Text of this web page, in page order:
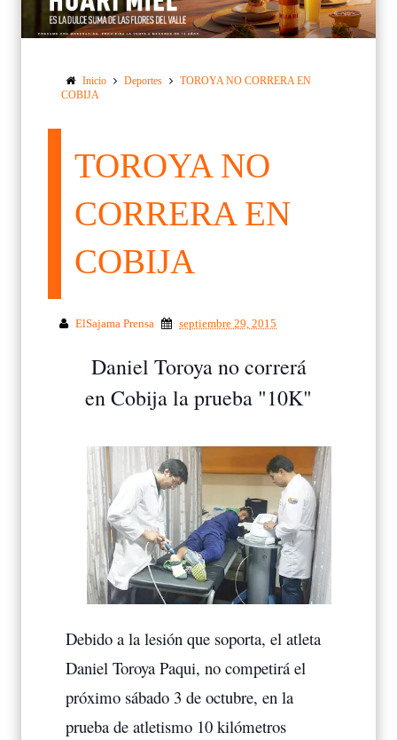
Inicio Deportes
TOROYA NO CORRERA EN
COBIJA
TOROYA NO
CORRERA EN
COBIJA
ElSajama Prensa septiembre 29, 2015
Daniel Toroya no correrá
en Cobija la prueba "10K"
Debido a la lesión que soporta, el atleta
Daniel Toroya Paqui, no competirá el
próximo sábado 3 de octubre, en la
prueba de atletismo 10 kilómetros